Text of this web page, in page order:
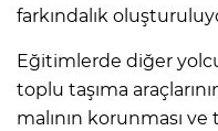
farkındalık
Eğitimlerde diğer
toplu taşıma
malının korunması ve